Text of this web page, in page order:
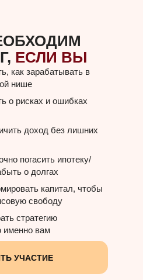
ЕСЛИ ВЫ
как зарабатывать в
нише
о рисках и ошибках
доход без лишних
погасить ипотеку/
о долгах
капитал, чтобы
свободу
стратегию
вам
УЧАСТИЕ